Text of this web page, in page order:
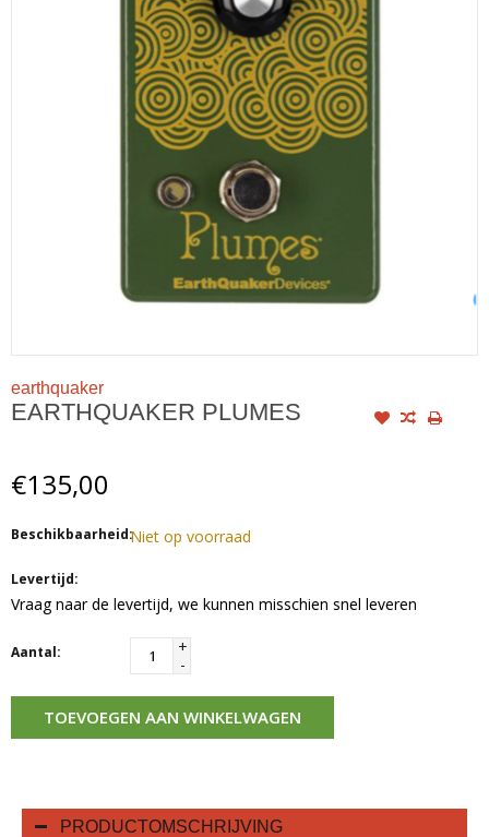
earthquaker
EARTHQUAKER PLUMES
€135,00
Beschikbaarheid:Niet op voorraad
Levertijd:
Vraag naar de levertijd, we kunnen misschien snel leveren
Aantal:
+
-
TOEVOEGEN AAN WINKELWAGEN
PRODUCTOMSCHRIJVING